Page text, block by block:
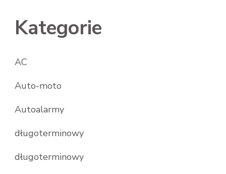
Kategorie
AC
Auto-moto
Autoalarmy
długoterminowy
długoterminowy